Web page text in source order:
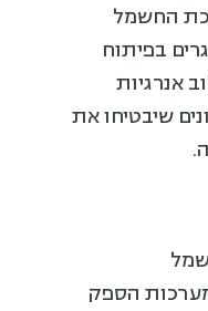
החשמל
בפיתוח
אנרגיות
שיבטיחו את
הספק